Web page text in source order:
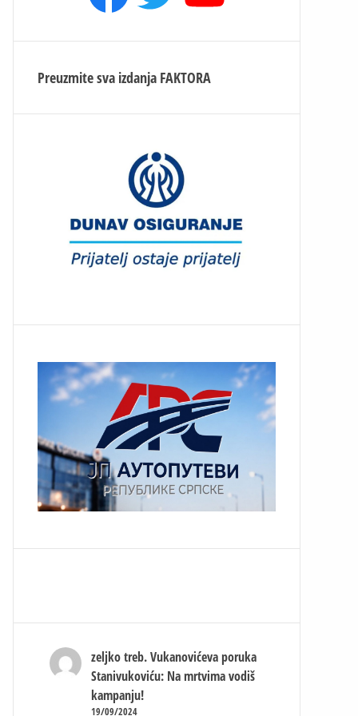
Preuzmite sva izdanja FAKTORA
zeljko treb. Vukanovićeva poruka
Stanivukoviću: Na mrtvima vodiš
kampanju!
19/09/2024